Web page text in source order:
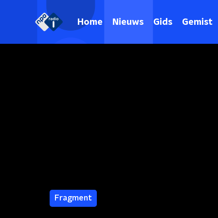
Home Nieuws Gids Gemist
Fragment